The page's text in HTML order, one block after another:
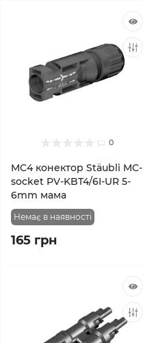
0
MC4 конектор Stäubli MC-
socket PV-KBT4/6I-UR 5-
6mm мама
Немає в наявності
165 грн